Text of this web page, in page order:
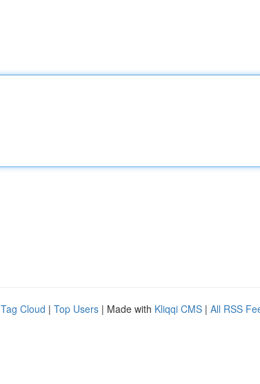
Tag Cloud | Top Users | Made with Kliqqi CMS | All RSS